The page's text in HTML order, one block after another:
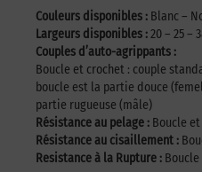
Couleurs disponibles : Blanc –
Largeurs disponibles :20 – 25 –
Couples d’auto-agrippants :
Boucle et crochet : couple
boucle est la partie douce
partie rugueuse (mâle)
Résistance au pelage : Boucle
Résistance au cisaillement :
Resistance à la Rupture :